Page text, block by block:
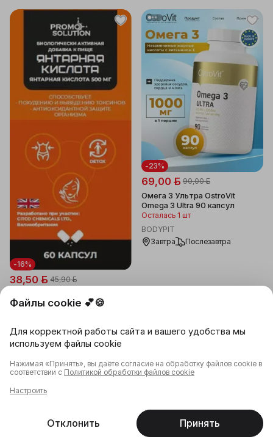
-16%
38,50 ƃ 45,90 ƃ
капс. №60, 4 ШТ В НАБОРЕ
ПромоСолюшн
12.08
13.08
В корзину
-23%
69,00 ƃ 90,00 ƃ
Омега 3 Ультра OstroVit
Omega 3 Ultra 90 капсул
Осталась 1 шт
BODYPIT
Завтра
Послезавтра
В корзину
Корзина Профиль
Файлы cookie 💕🍪
Для корректной работы сайта и вашего удобства мы
используем файлы cookie
Нажимая «Принять», вы даёте согласие на обработку файлов cookie в
соответствии с Политикой обработки файлов cookie
Настроить
Отклонить Принять